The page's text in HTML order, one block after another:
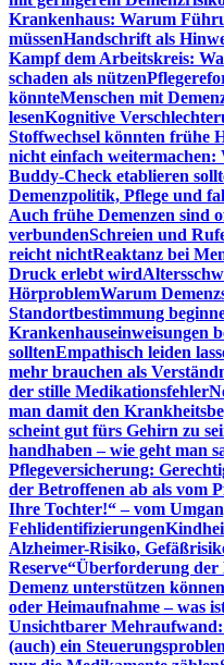
Krankenhaus: Warum
müssenHandschrift als
Kampf dem Arbeitskreis:
schaden als nützen
könnteMenschen mit
lesenKognitive
Stoffwechsel könnten frühe
nicht einfach weitermachen:
Buddy-Check etablieren
Demenzpolitik, Pflege und
Auch frühe Demenzen sind
verbundenSchreien und
reicht nichtReaktanz bei
Druck erlebt wird
HörproblemWarum
Standortbestimmung
Krankenhauseinweisungen
solltenEmpathisch leiden
mehr brauchen als
der stille Medikationsfehler
man damit den
scheint gut fürs Gehirn zu
handhaben – wie geht man
Pflegeversicherung:
der Betroffenen ab als vom
Ihre Tochter!“ – vom
Fehlidentifizierungen
Alzheimer-Risiko,
Reserve“Überforderung der
Demenz unterstützen können
oder Heimaufnahme – was
Unsichtbarer
(auch) ein